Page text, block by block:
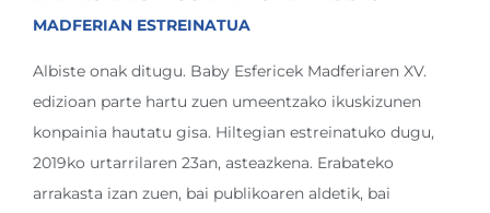
MADFERIAN ESTREINATUA
Albiste onak ditugu. Baby Esfericek Madferiaren XV.
edizioan parte hartu zuen umeentzako ikuskizunen
konpainia hautatu gisa. Hiltegian estreinatuko dugu,
2019ko urtarrilaren 23an, asteazkena. Erabateko
arrakasta izan zuen, bai publikoaren aldetik, bai